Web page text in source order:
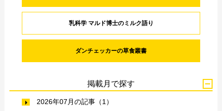
乳科学 マルド博士のミルク語り
ダンチェッカーの草食叢書
掲載月で探す
2026年07月の記事（1）